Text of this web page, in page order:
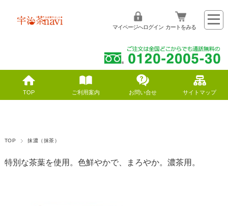
マイページへログイン カートをみる
TOP ご利用案内 お問い合せ サイトマップ
TOP 抹濃（抹茶）
特別な茶葉を使用。色鮮やかで、まろやか。濃茶用。